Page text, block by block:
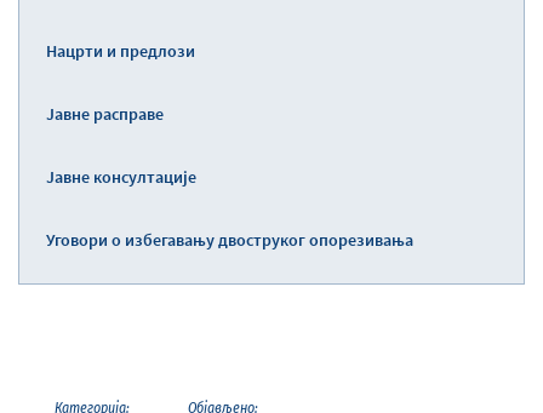
Нацрти и предлози
Јавне расправе
Јавне консултације
Уговори о избегавању двоструког опорезивања
Категорија: Објављено: